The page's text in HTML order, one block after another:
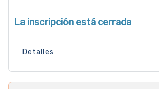
La inscripción está cerrada
Detalles